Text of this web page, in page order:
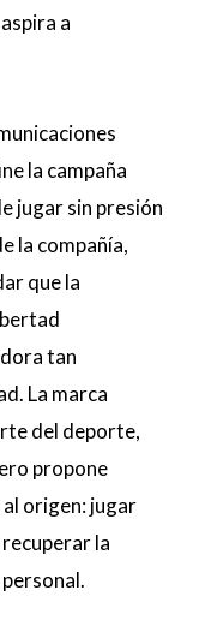
a
la campaña
jugar sin presión
la compañía,
que la
tan
La marca
del deporte,
propone
origen: jugar
la